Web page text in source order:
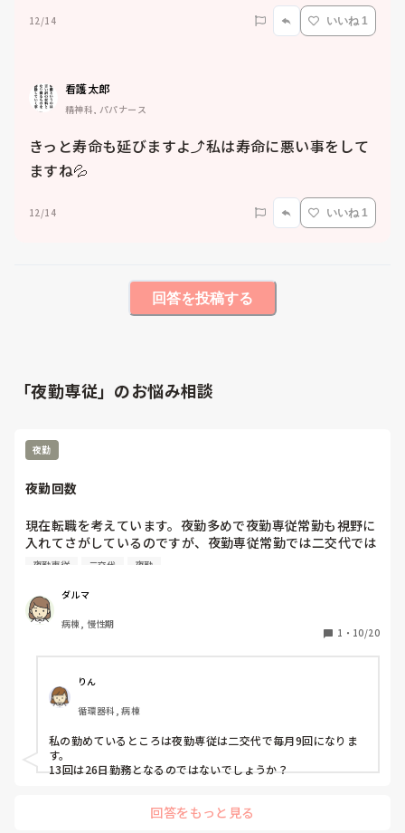
12/14 いいね 1
看護太郎
精神科, パパナース
きっと寿命も延びますよ⤴️私は寿命に悪い事をして
ますね💦
12/14 いいね 1
回答を投稿する
「夜勤専従」のお悩み相談
夜勤
夜勤回数
現在転職を考えています。夜勤多めで夜勤専従常勤も視野に
入れてさがしているのですが、夜勤専従常勤では二交代では
何回入らなければいけないのでしょうか❓もしくは通常は何
探した病院の中には夜勤13回で日勤なしでと言われた病院も
ありました。13回は普通なのでしょうか❓
夜勤専従 二交代 夜勤
ダルマ
病棟, 慢性期
1 ・ 10/20
りん
循環器科, 病棟
私の勤めているところは夜勤専従は二交代で毎月9回になりま
す。
13回は26日勤務となるのではないでしょうか？
回答をもっと見る